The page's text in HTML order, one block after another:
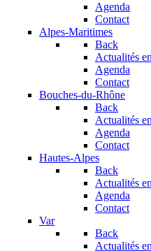
Agenda
Contact
Alpes-Maritimes
Back
Actualités
Agenda
Contact
Bouches-du-Rhône
Back
Actualités
Agenda
Contact
Hautes-Alpes
Back
Actualités
Agenda
Contact
Var
Back
Actualités